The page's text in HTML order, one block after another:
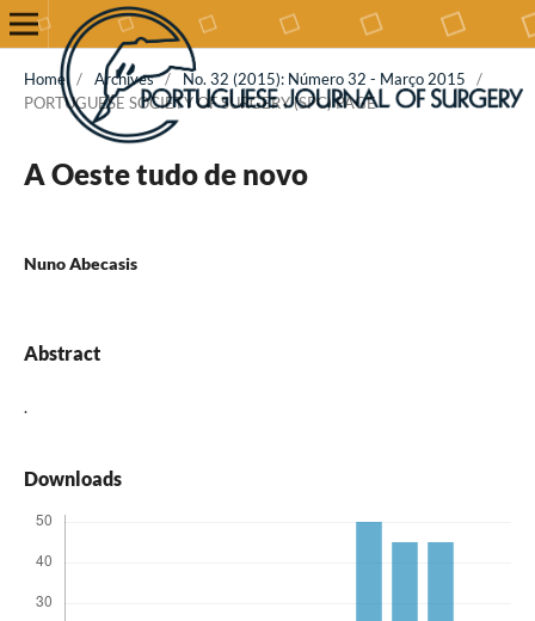
Home / Archives / No. 32 (2015): Número 32 - Março 2015
/
PORTUGUESE SOCIETY OF SURGERY (SPC) PAGE
A Oeste tudo de novo
Nuno Abecasis
Abstract
.
Downloads